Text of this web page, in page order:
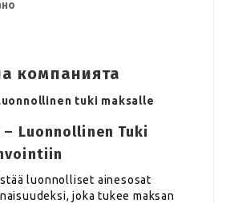
компанията
tuki maksalle
Luonnollinen Tuki
luonnolliset ainesosat
joka tukee maksan